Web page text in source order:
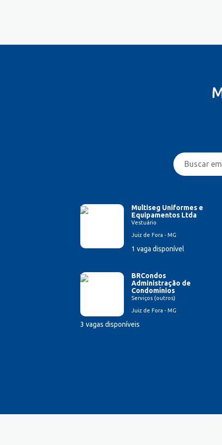
Engenharia Mecânica
Entregador/Motoboy
Esteticista
Financeiro/Auxiliar Financeiro
Fotógrafo
Garagista
Multiseg Uniformes e
Equipamentos Ltda
Vestuário
Juiz de Fora - MG
1 vaga disponível
BRCondos
Administração de
Condomínios
Serviços (outros)
Juiz de Fora - MG
3 vagas disponíveis